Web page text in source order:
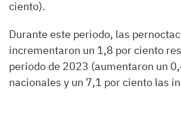
ciento).
Durante este periodo, las
incrementaron un 1,8 por ciento
período de 2023 (aumentaron un
nacionales y un 7,1 por ciento las